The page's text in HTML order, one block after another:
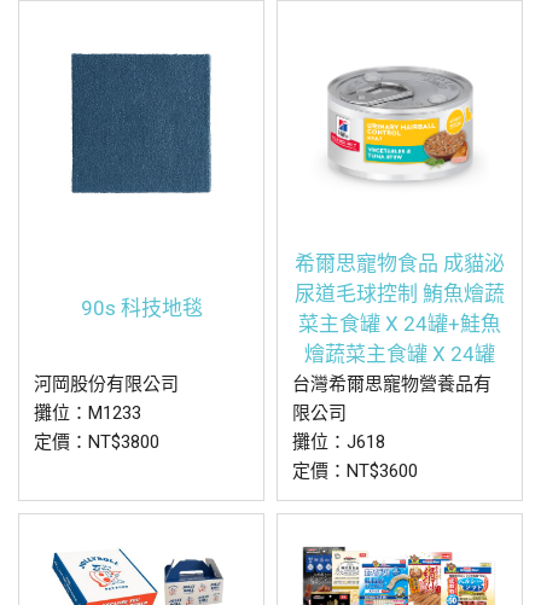
90s 科技地毯
河岡股份有限公司
攤位：M1233
定價：NT$3800
希爾思寵物食品 成貓泌
尿道毛球控制 鮪魚燴蔬
菜主食罐 X 24罐+鮭魚
燴蔬菜主食罐 X 24罐
台灣希爾思寵物營養品有
限公司
攤位：J618
定價：NT$3600